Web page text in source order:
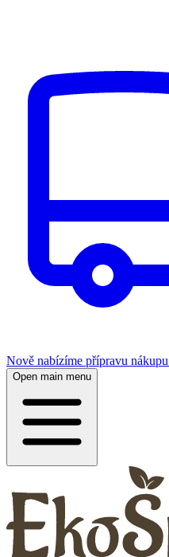
Nově nabízíme přípravu
Open main menu